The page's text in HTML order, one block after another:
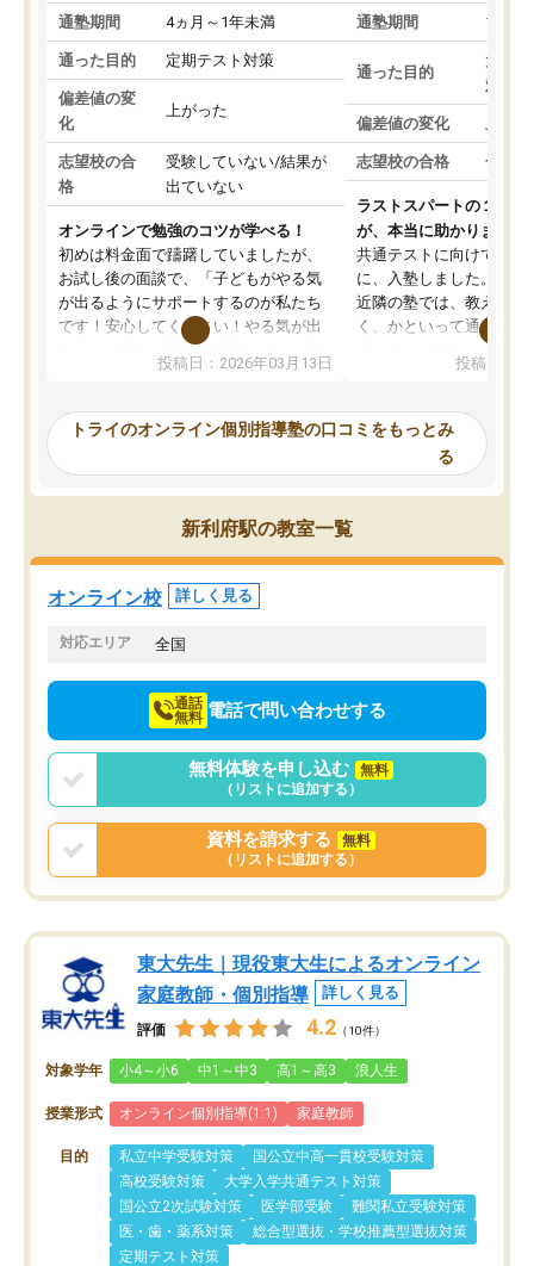
通塾期間 4ヵ月～1年未満
通った目的 定期テスト対策
偏差値の変
化
上がった
志望校の合
格
受験していない/結果が
出ていない
オンラインで勉強のコツが学べる！
初めは料金面で躊躇していましたが、
お試し後の面談で、「子どもがやる気
が出るようにサポートするのが私たち
です！安心してください！やる気が出
ないのは私たち講師の責任です」と言
ってくださり、確かに！と考えて、思
ったんですが、学生の先生から学ぶこ
み、徐々に成績が上がったらいいなと
思っていました。何が今足りないのか
を的確に指導いただき、子どももびっ
くりするほど楽しんでやる気を持って
塾を受けています。狙い通り、少しず
つ成績も上がり、苦手意識も無くなっ
てきたので、さらに苦手な数学も追加
でお願いしました。来年の高校受験に
投稿日：2026年03月13日
通塾期間 1～3
通った目的
大学
対策
偏差値の変化 上が
志望校の合格 合格
ラストスパートの１か月
が、本当に助かりました
共通テストに向けての追
に、入塾しました。田舎
近隣の塾では、教えても
く、かといって通うには
可能なので本当に助か
らないところをピンポイ
頂いて、とてもわかり
していました。一生を
スト、多少お金がかかっ
投稿日：
トライのオンライン個別指導塾の口コミをもっとみ
る
新利府駅の教室一覧
オンライン校 詳しく見る
対応エリア 全国
通話
無料 電話で問い合わせする
無料体験を申し込む
無料
（リストに追加する）
資料を請求する
無料
（リストに追加する）
東大先生｜現役東大生によるオンライン
家庭教師・個別指導
詳しく見る
評価 4.2 （10件）
対象学年 小4～小6 中1～中3 高1～高3 浪人生
授業形式 オンライン個別指導(1:1) 家庭教師
目的 私立中学受験対策
国公立中高一貫校受験対策
高校受験対策
大学入学共通テスト対策
国公立2次試験対策
医学部受験
難関私立受験対策
医・歯・薬系対策
総合型選抜・学校推薦型選抜対策
定期テスト対策